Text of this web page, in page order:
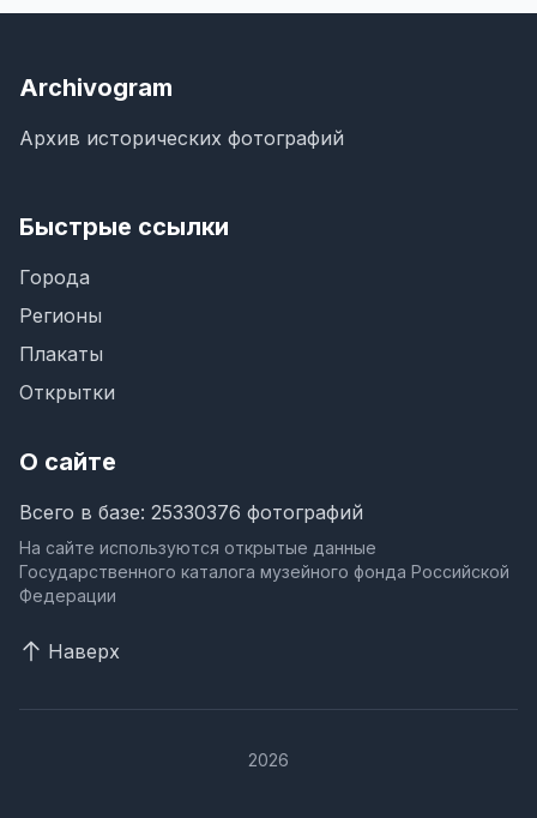
Archivogram
Архив исторических фотографий
Быстрые ссылки
Города
Регионы
Плакаты
Открытки
О сайте
Всего в базе: 25330376 фотографий
На сайте используются открытые данные
Государственного каталога музейного фонда Российской
Федерации
Наверх
2026